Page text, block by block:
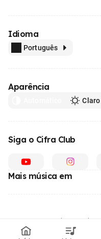
Idioma
Português
Aparência
Claro
Siga o Cifra Club
Mais música em
© 1996 - 2026, o maior site de